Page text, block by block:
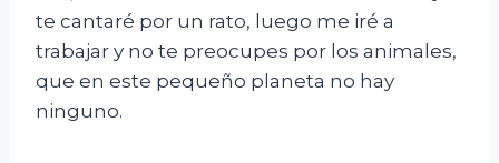
te cantaré por un rato, luego me iré a
trabajar y no te preocupes por los animales,
que en este pequeño planeta no hay
ninguno.